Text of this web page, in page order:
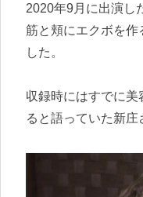
2020年9月に出演し
筋と頬にエクボを作
した。
収録時にはすでに
ると語っていた新庄